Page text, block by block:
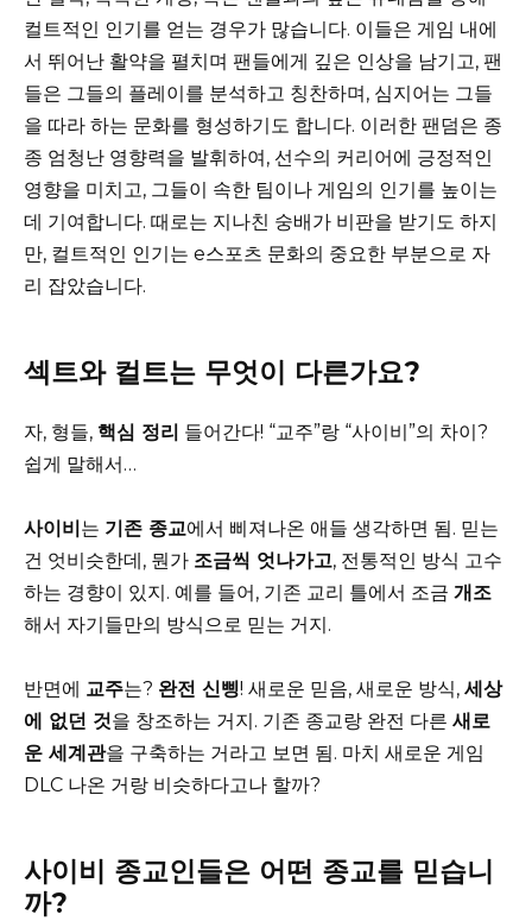
컬트적인 인기를 얻는 경우가 많습니다. 이들은 게임 내에
서 뛰어난 활약을 펼치며 팬들에게 깊은 인상을 남기고, 팬
들은 그들의 플레이를 분석하고 칭찬하며, 심지어는 그들
을 따라 하는 문화를 형성하기도 합니다. 이러한 팬덤은 종
종 엄청난 영향력을 발휘하여, 선수의 커리어에 긍정적인
영향을 미치고, 그들이 속한 팀이나 게임의 인기를 높이는
데 기여합니다. 때로는 지나친 숭배가 비판을 받기도 하지
만, 컬트적인 인기는 e스포츠 문화의 중요한 부분으로 자
리 잡았습니다.
섹트와 컬트는 무엇이 다른가요?
자, 형들, 핵심 정리 들어간다! “교주”랑 “사이비”의 차이?
쉽게 말해서…
사이비는 기존 종교에서 삐져나온 애들 생각하면 됨. 믿는
건 엇비슷한데, 뭔가 조금씩 엇나가고, 전통적인 방식 고수
하는 경향이 있지. 예를 들어, 기존 교리 틀에서 조금 개조
해서 자기들만의 방식으로 믿는 거지.
반면에 교주는? 완전 신삥! 새로운 믿음, 새로운 방식, 세상
에 없던 것을 창조하는 거지. 기존 종교랑 완전 다른 새로
운 세계관을 구축하는 거라고 보면 됨. 마치 새로운 게임
DLC 나온 거랑 비슷하다고나 할까?
사이비 종교인들은 어떤 종교를 믿습니
까?